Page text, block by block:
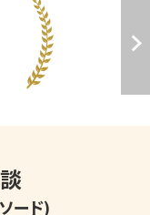
ード)